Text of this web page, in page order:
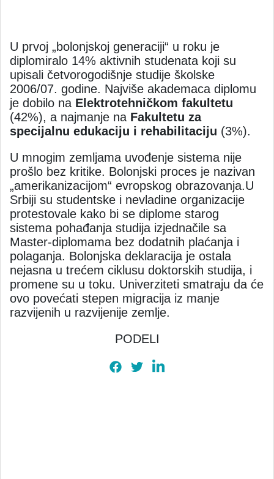
U prvoj „bolonjskoj generaciji“ u roku je
diplomiralo 14% aktivnih studenata koji su
upisali četvorogodišnje studije školske
2006/07. godine. Najviše akademaca diplomu
je dobilo na Elektrotehničkom fakultetu
(42%), a najmanje na Fakultetu za
specijalnu edukaciju i rehabilitaciju (3%).
U mnogim zemljama uvođenje sistema nije
prošlo bez kritike. Bolonjski proces je nazivan
„amerikanizacijom“ evropskog obrazovanja.U
Srbiji su studentske i nevladine organizacije
protestovale kako bi se diplome starog
sistema pohađanja studija izjednačile sa
Master-diplomama bez dodatnih plaćanja i
polaganja. Bolonjska deklaracija je ostala
nejasna u trećem ciklusu doktorskih studija, i
promene su u toku. Univerziteti smatraju da će
ovo povećati stepen migracija iz manje
razvijenih u razvijenije zemlje.
PODELI